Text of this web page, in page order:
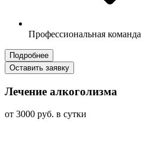
Профессиональная команда
Подробнее
Оставить заявку
Лечение алкоголизма
от 3000 руб. в сутки